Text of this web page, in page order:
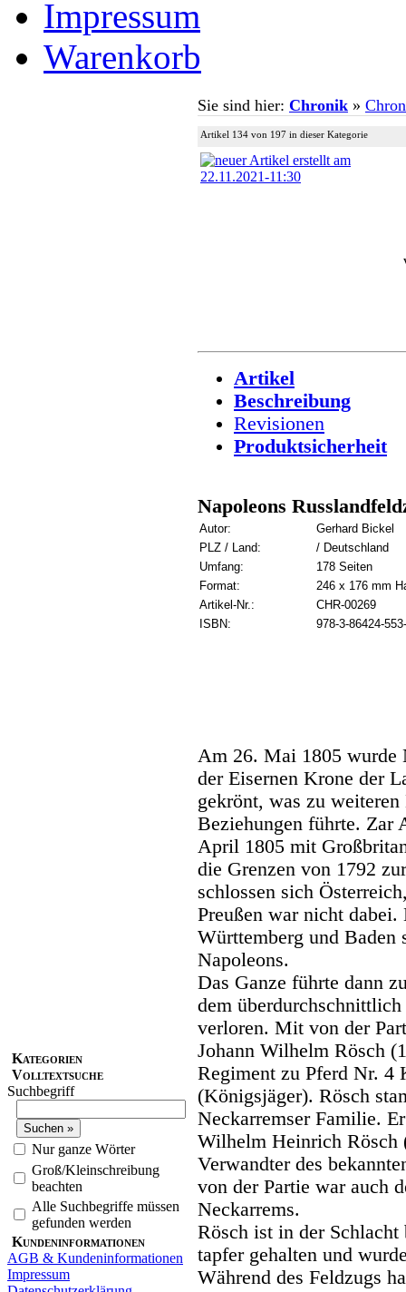
Impressum
Warenkorb
Kategorien
Volltextsuche
Suchbegriff
Nur ganze Wörter
Groß/Kleinschreibung
beachten
Alle Suchbegriffe müssen
gefunden werden
Kundeninformationen
AGB & Kundeninformationen
Impressum
Sie sind hier: Chronik »
Artikel 134 von 197 in dieser Kategorie
Artikel
Beschreibung
Revisionen
Produktsicherheit
Napoleons
Autor:
Gerhard Bickel
PLZ / Land:
/ Deutschland
Umfang:
178 Seiten
Format:
246 x 176 mm
Artikel-Nr.:
CHR-00269
ISBN:
978-3-86424-
Am 26. Mai 1805 wurde
der Eisernen Krone der
gekrönt, was zu
Beziehungen führte. Zar
April 1805 mit
die Grenzen von 1792
schlossen sich
Preußen war nicht
Württemberg und Baden
Napoleons.
Das Ganze führte dann
dem
verloren. Mit von der
Johann Wilhelm Rösch
Regiment zu Pferd Nr. 4
(Königsjäger). Rösch
Neckarremser Familie.
Wilhelm Heinrich Rösch
Verwandter des
von der Partie war auch
Neckarrems.
Rösch ist in der
tapfer gehalten und
Während des Feldzugs